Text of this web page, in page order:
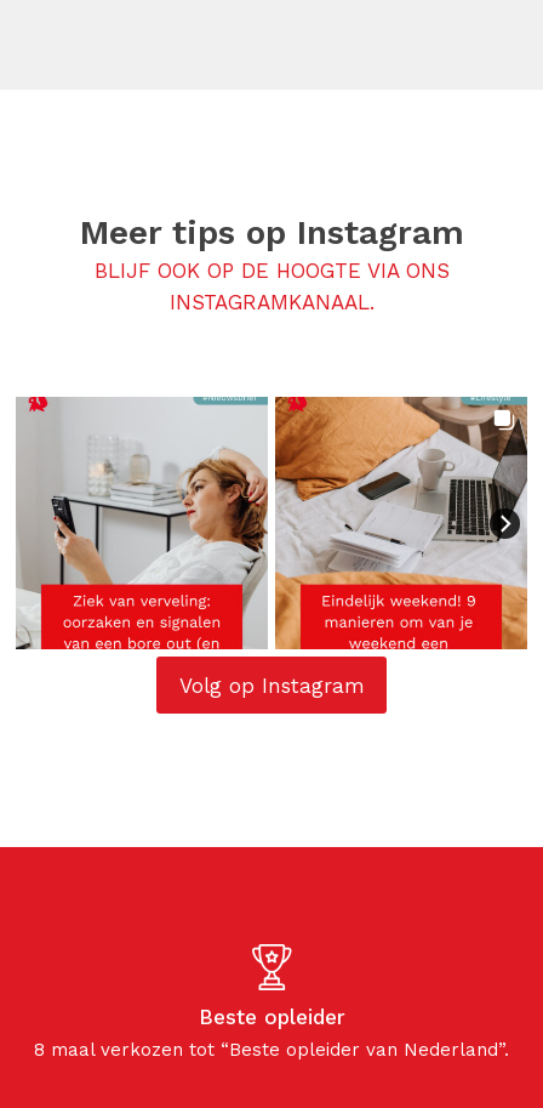
Meer tips op Instagram
BLIJF OOK OP DE HOOGTE VIA ONS
INSTAGRAMKANAAL.
Volg op Instagram
Beste opleider
8 maal verkozen tot “Beste opleider van Nederland”.